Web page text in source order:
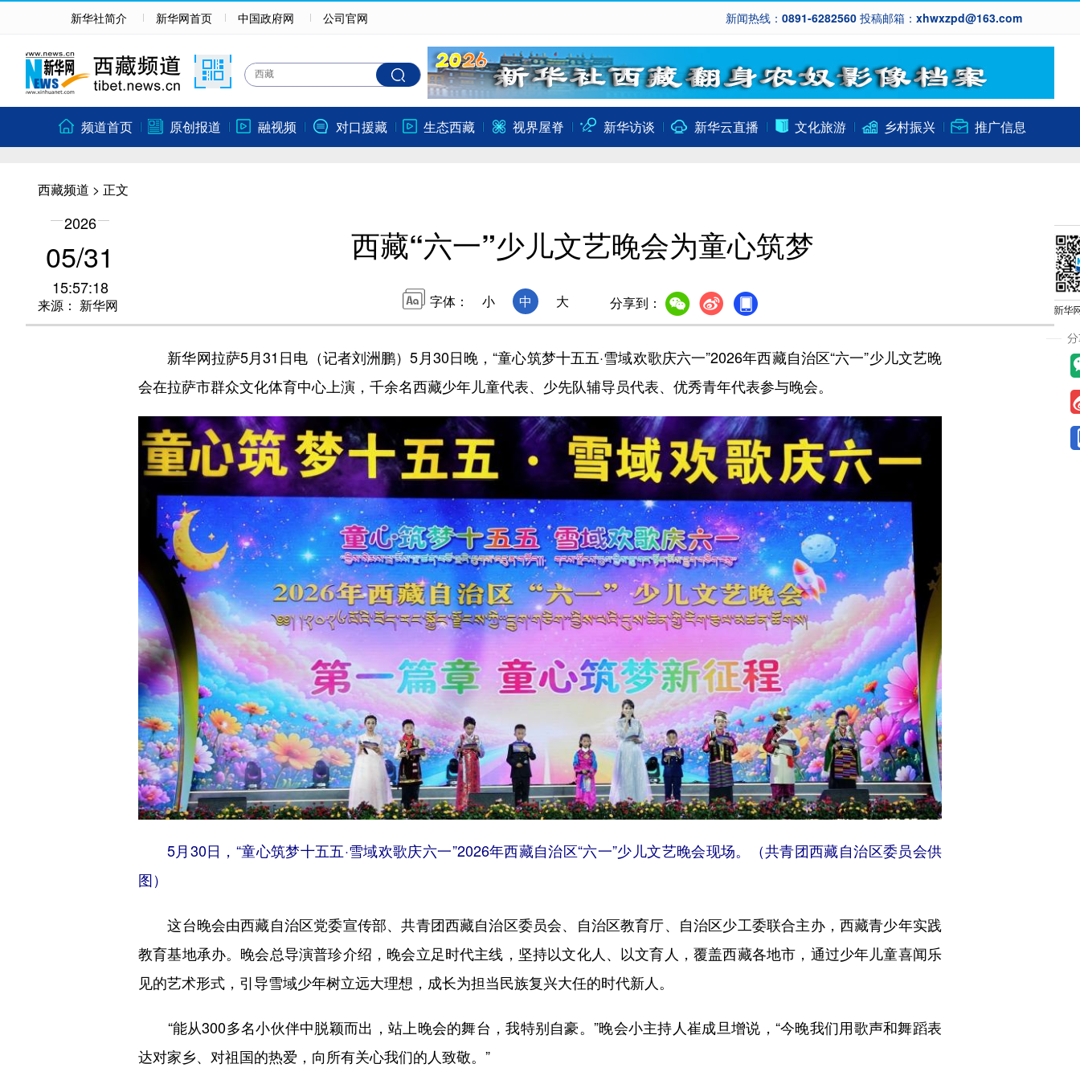
新华社简介 新华网首页 中国政府网 公司官网 新闻热线：0891-6282560 投稿邮箱：xhwxzpd@163.com
频道首页 原创报道 融视频 对口援藏 生态西藏 视界屋脊 新华访谈 新华云直播 文化旅游 乡村振兴 推广信息
西藏频道 > 正文
2026
05/31
15:57:18
来源： 新华网
西藏“六一”少儿文艺晚会为童心筑梦
字体： 小 中 大 分享到：
新华网拉萨5月31日电（记者刘洲鹏）5月30日晚，“童心筑梦十五五·雪域欢歌庆六一”2026年西藏自治区“六一”少儿文艺晚
会在拉萨市群众文化体育中心上演，千余名西藏少年儿童代表、少先队辅导员代表、优秀青年代表参与晚会。
5月30日，“童心筑梦十五五·雪域欢歌庆六一”2026年西藏自治区“六一”少儿文艺晚会现场。（共青团西藏自治区委员会供
图）
这台晚会由西藏自治区党委宣传部、共青团西藏自治区委员会、自治区教育厅、自治区少工委联合主办，西藏青少年实践
教育基地承办。晚会总导演普珍介绍，晚会立足时代主线，坚持以文化人、以文育人，覆盖西藏各地市，通过少年儿童喜闻乐
见的艺术形式，引导雪域少年树立远大理想，成长为担当民族复兴大任的时代新人。
“能从300多名小伙伴中脱颖而出，站上晚会的舞台，我特别自豪。”晚会小主持人崔成旦增说，“今晚我们用歌声和舞蹈表
达对家乡、对祖国的热爱，向所有关心我们的人致敬。”